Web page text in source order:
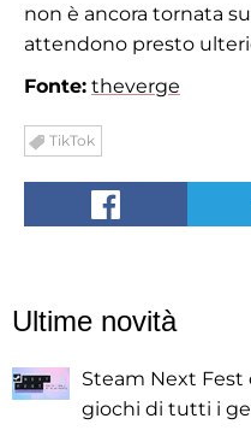
non è ancora tornata
attendono presto
Fonte: theverge
TikTok
Ultime novità
Steam Next
giochi di tutti i